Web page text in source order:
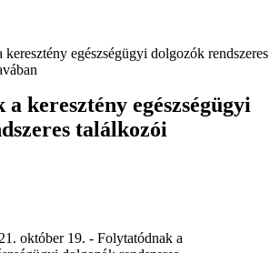
egészségügyi dolgozók rendszeres
keresztény egészségügyi
találkozói
október 19. - Folytatódnak a